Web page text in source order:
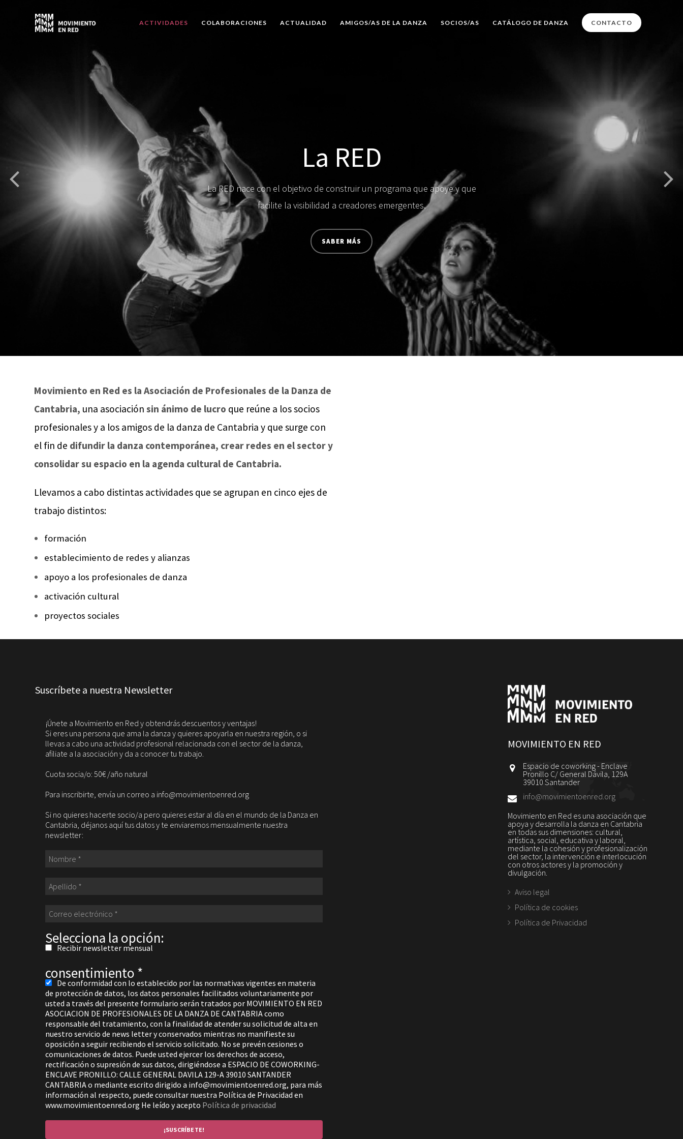
ACTIVIDADES COLABORACIONES ACTUALIDAD AMIGOS/AS DE LA DANZA SOCIOS/AS CATÁLOGO DE DANZA CONTACTO
La RED
La RED nace con el objetivo de construir un programa que apoye y que
facilite la visibilidad a creadores emergentes.
SABER MÁS
Movimiento en Red es la Asociación de Profesionales de la Danza de
Cantabria, una asociación sin ánimo de lucro que reúne a los socios
profesionales y a los amigos de la danza de Cantabria y que surge con
el fin de difundir la danza contemporánea, crear redes en el sector y
consolidar su espacio en la agenda cultural de Cantabria.
Llevamos a cabo distintas actividades que se agrupan en cinco ejes de
trabajo distintos:
formación
establecimiento de redes y alianzas
apoyo a los profesionales de danza
activación cultural
proyectos sociales
Suscríbete a nuestra Newsletter
¡Únete a Movimiento en Red y obtendrás descuentos y ventajas!
Si eres una persona que ama la danza y quieres apoyarla en nuestra región, o si
llevas a cabo una actividad profesional relacionada con el sector de la danza,
afiliate a la asociación y da a conocer tu trabajo.
Cuota socia/o: 50€ /año natural
Para inscribirte, envía un correo a info@movimientoenred.org
Si no quieres hacerte socio/a pero quieres estar al día en el mundo de la Danza en
Cantabria, déjanos aquí tus datos y te enviaremos mensualmente nuestra
newsletter:
Selecciona la opción:
Recibir newsletter mensual
consentimiento *
De conformidad con lo establecido por las normativas vigentes en materia
de protección de datos, los datos personales facilitados voluntariamente por
usted a través del presente formulario serán tratados por MOVIMIENTO EN RED
ASOCIACION DE PROFESIONALES DE LA DANZA DE CANTABRIA como
responsable del tratamiento, con la finalidad de atender su solicitud de alta en
nuestro servicio de news letter y conservados mientras no manifieste su
oposición a seguir recibiendo el servicio solicitado. No se prevén cesiones o
comunicaciones de datos. Puede usted ejercer los derechos de acceso,
rectificación o supresión de sus datos, dirigiéndose a ESPACIO DE COWORKING-
ENCLAVE PRONILLO: CALLE GENERAL DAVILA 129-A 39010 SANTANDER
CANTABRIA o mediante escrito dirigido a info@movimientoenred.org, para más
información al respecto, puede consultar nuestra Política de Privacidad en
www.movimientoenred.org He leído y acepto Política de privacidad
MOVIMIENTO EN RED
Espacio de coworking - Enclave
Pronillo C/ General Dávila, 129A
39010 Santander
info@movimientoenred.org
Movimiento en Red es una asociación que
apoya y desarrolla la danza en Cantabria
en todas sus dimensiones: cultural,
artística, social, educativa y laboral,
mediante la cohesión y profesionalización
del sector, la intervención e interlocución
con otros actores y la promoción y
divulgación.
Aviso legal
Política de cookies
Política de Privacidad